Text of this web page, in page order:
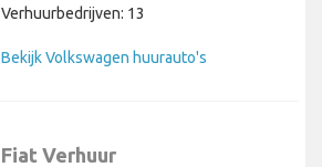
Verhuurbedrijven: 13
Bekijk Volkswagen huurauto's
Fiat Verhuur